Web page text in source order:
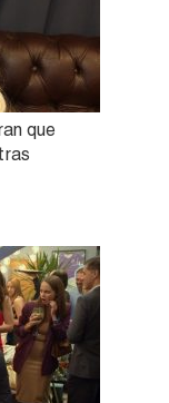
que